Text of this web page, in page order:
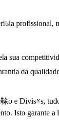
profissional,
sua
da
o e Divis⩡s,
Isto